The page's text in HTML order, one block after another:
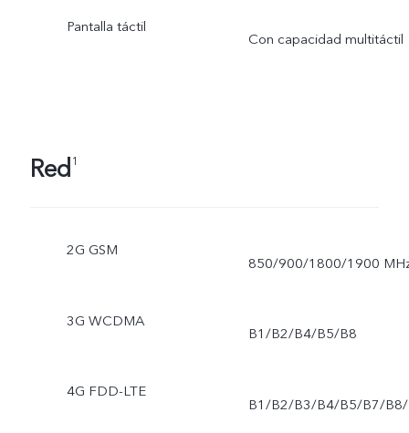
Pantalla táctil
Con capacidad multitáctil
Red1
2G GSM
850/900/1800/1900
3G WCDMA
B1/B2/B4/B5/B8
4G FDD-LTE
B1/B2/B3/B4/B5/B7/B8/